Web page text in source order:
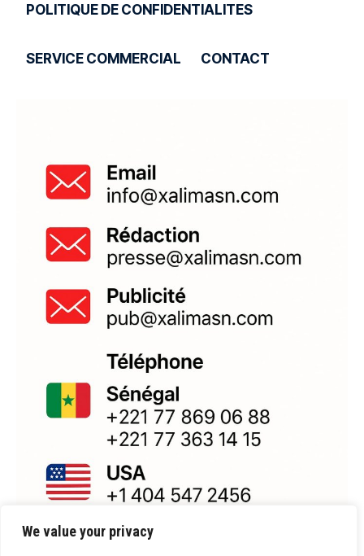
We value your privacy
POLITIQUE DE CONFIDENTIALITES
SERVICE COMMERCIAL CONTACT